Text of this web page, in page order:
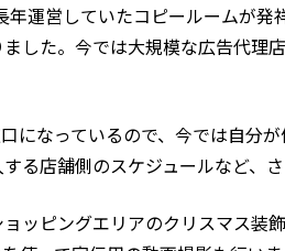
運営していたコピールームが
した。今では大規模な広告代
になっているので、今では自
店舗側のスケジュールなど、
ッピングエリアのクリスマス